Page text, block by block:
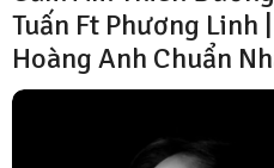
Tuấn Ft Phương Linh
Hoàng Anh Chuẩn